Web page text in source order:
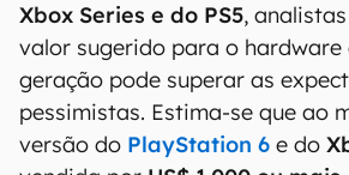
Xbox Series e do PS5,
valor sugerido para o hardware
geração pode superar as
pessimistas. Estima-se que ao
versão do PlayStation 6 e do